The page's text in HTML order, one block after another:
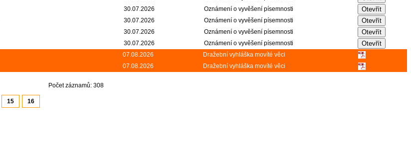
30.07.2026
Oznámení o vyvěšení písemnosti
30.07.2026
Oznámení o vyvěšení písemnosti
30.07.2026
Oznámení o vyvěšení písemnosti
30.07.2026
Oznámení o vyvěšení písemnosti
07.08.2026
Dražební vyhláška movíté věci
07.08.2026 Dražební vyhláška movíté věci
Počet záznamů: 308
15 16